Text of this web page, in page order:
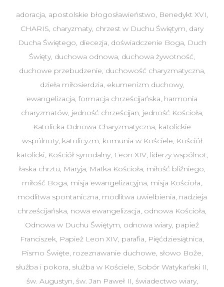
adoracja, apostolskie błogosławieństwo, Benedykt XVI,
CHARIS, charyzmaty, chrzest w Duchu Świętym, dary
Ducha Świętego, diecezja, doświadczenie Boga, Duch
Święty, duchowa odnowa, duchowa żywotność,
duchowe przebudzenie, duchowość charyzmatyczna,
dzieła miłosierdzia, ekumenizm duchowy,
ewangelizacja, formacja chrześcijańska, harmonia
charyzmatów, jedność chrześcijan, jedność Kościoła,
Katolicka Odnowa Charyzmatyczna, katolickie
wspólnoty, katolicyzm, komunia w Kościele, Kościół
katolicki, Kościół synodalny, Leon XIV, liderzy wspólnot,
łaska chrztu, Maryja, Matka Kościoła, miłość bliźniego,
miłość Boga, misja ewangelizacyjna, misja Kościoła,
modlitwa spontaniczna, modlitwa uwielbienia, nadzieja
chrześcijańska, nowa ewangelizacja, odnowa Kościoła,
Odnowa w Duchu Świętym, odnowa wiary, papież
Franciszek, Papież Leon XIV, parafia, Pięćdziesiątnica,
Pismo Święte, rozeznawanie duchowe, słowo Boże,
służba i pokora, służba w Kościele, Sobór Watykański II,
św. Augustyn, św. Jan Paweł II, świadectwo wiary,